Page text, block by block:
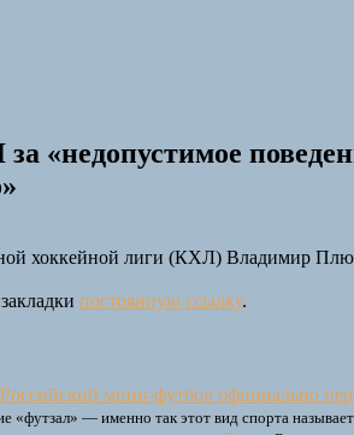
«недопустимое
хоккейной лиги (КХЛ) Владимир
постоянную ссылку.
Российский мини-футбол официально
«футзал» — именно так этот вид спорта